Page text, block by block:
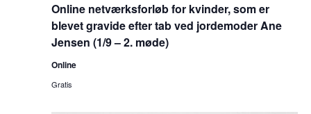
Online netværksforløb for kvinder, som er
blevet gravide efter tab ved jordemoder Ane
Jensen (1/9 – 2. møde)
Online
Gratis